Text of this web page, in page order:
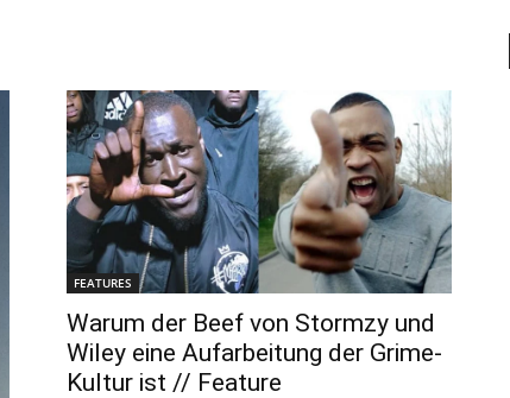
FEATURES
Warum der Beef von Stormzy und
Wiley eine Aufarbeitung der Grime-
Kultur ist // Feature